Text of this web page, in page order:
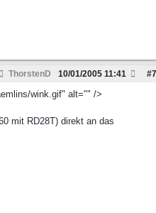
ThorstenD #
10/01/2005 11:41
wink.gif" alt="" />
mit RD28T) direkt an das